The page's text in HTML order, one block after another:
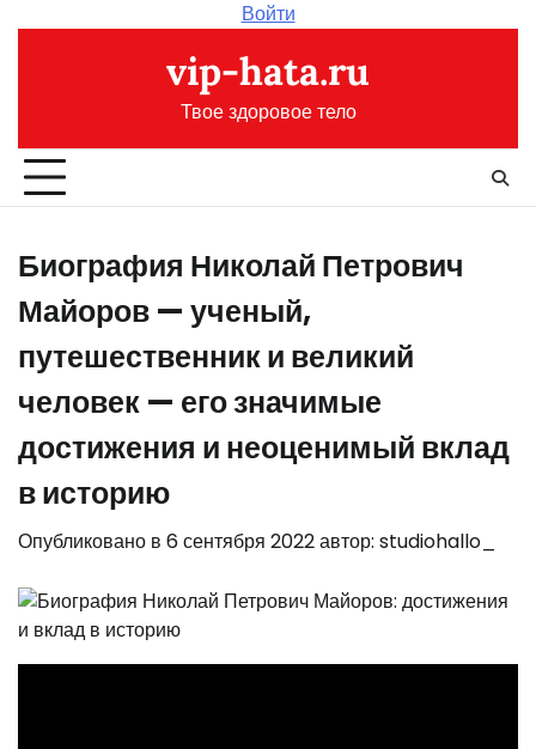
Войти
vip-hata.ru
Твое здоровое тело
Биография Николай Петрович
Майоров — ученый,
путешественник и великий
человек — его значимые
достижения и неоценимый вклад
в историю
Опубликовано в 6 сентября 2022автор: studiohallo_